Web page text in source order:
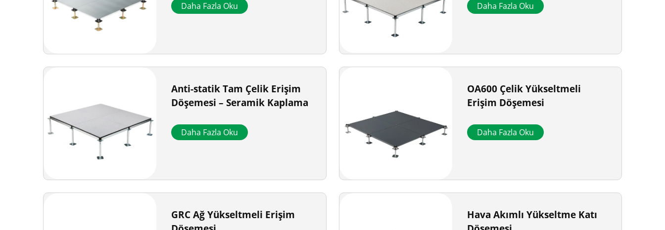
Daha Fazla Oku Daha Fazla Oku
Anti-statik Tam Çelik Erişim
Döşemesi – Seramik Kaplama
Daha Fazla Oku
OA600 Çelik Yükseltmeli
Erişim Döşemesi
Daha Fazla Oku
GRC Ağ Yükseltmeli Erişim
Hava Akımlı Yükseltme Katı